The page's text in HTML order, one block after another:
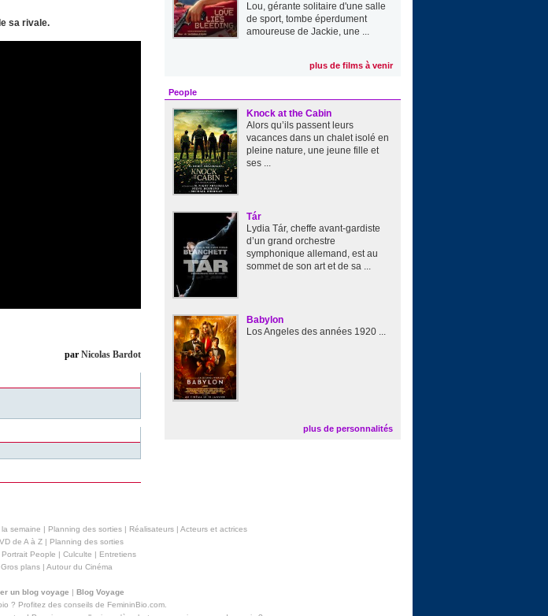
sa rivale.
par Nicolas Bardot
Lou, gérante solitaire d'une salle
de sport, tombe éperdument
amoureuse de Jackie, une ...
plus de films à venir
People
Knock at the Cabin
Alors qu’ils passent leurs
vacances dans un chalet isolé en
pleine nature, une jeune fille et
ses ...
Tár
Lydia Tár, cheffe avant-gardiste
d’un grand orchestre
symphonique allemand, est au
sommet de son art et de sa ...
Babylon
Los Angeles des années 1920 ...
plus de personnalités
semaine | Planning des sorties| Réalisateurs| Acteurs et actrices
de A à Z| Planning des sorties
Portrait People | Culculte | Entretiens
Gros plans | Autour du Cinéma
un blog voyage | Blog Voyage
? Profitez des conseils de FemininBio.com.